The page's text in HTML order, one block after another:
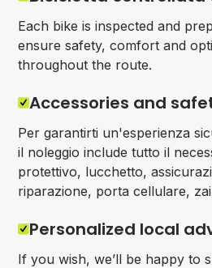
Each bike is inspected and
ensure safety, comfort and
throughout the route.
Accessories and
Per garantirti un'esperienza
il noleggio include tutto il
protettivo, lucchetto,
riparazione, porta cellulare,
Personalized local
If you wish, we’ll be happy to